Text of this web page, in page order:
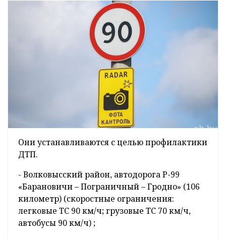
Они устанавливаются с целью профилактики
ДТП.
- Волковысский район, автодорога Р-99
«Барановичи – Пограничный – Гродно» (106
километр) (скоростные ограничения:
легковые ТС 90 км/ч; грузовые ТС 70 км/ч,
автобусы 90 км/ч) ;